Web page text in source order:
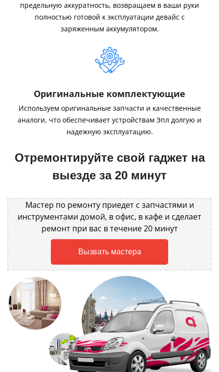
предельную аккуратность, возвращаем в ваши руки
полностью готовой к эксплуатации девайс с
заряженным аккумулятором.
Оригинальные комплектующие
Используем оригинальные запчасти и качественные
аналоги, что обеспечивает устройствам Эпл долгую и
надежную эксплуатацию.
Отремонтируйте свой гаджет на
выезде за 20 минут
Мастер по ремонту приедет с запчастями и
инструментами домой, в офис, в кафе и сделает
ремонт при вас в течение 20 минут
Вызвать мастера